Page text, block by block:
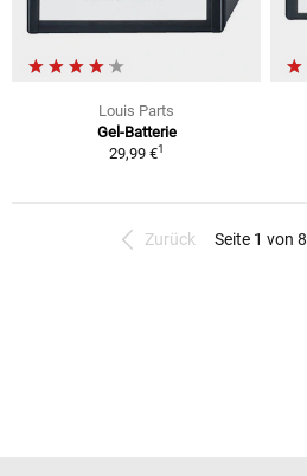
Louis Parts
Gel-Batterie
29,99 €1
Zurück Seite 1 von 8